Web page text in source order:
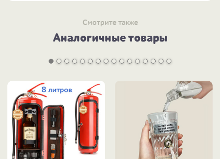
Смотрите также
Аналогичные товары